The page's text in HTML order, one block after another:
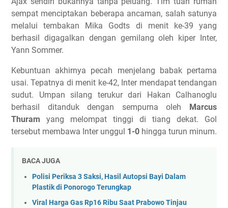
sempat menciptakan beberapa ancaman, salah satunya
melalui tembakan Mika Godts di menit ke-39 yang
berhasil digagalkan dengan gemilang oleh kiper Inter,
Yann Sommer.
Kebuntuan akhirnya pecah menjelang babak pertama
usai. Tepatnya di menit ke-42, Inter mendapat tendangan
sudut. Umpan silang terukur dari Hakan Calhanoglu
berhasil ditanduk dengan sempurna oleh Marcus
Thuram yang melompat tinggi di tiang dekat. Gol
tersebut membawa Inter unggul 1-0 hingga turun minum.
BACA JUGA
Polisi Periksa 3 Saksi, Hasil Autopsi Bayi Dalam
Plastik di Ponorogo Terungkap
Viral Harga Gas Rp16 Ribu Saat Prabowo Tinjau